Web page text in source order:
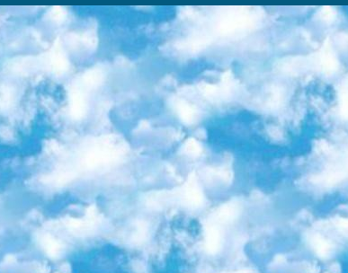
учащихся средних общеобразовательных учреждений. знания в соответствии с квалификационными требованиями, которые необходимо приобрести на основании стандартов итоговый (выпускной) контроль для 9 и 11 классов в целях тестирования Экзамены (далее – экзамены) состоят из предметов, перечисленных в приложении 1. будет сделано. 7. Экзамены пройдут с 26 мая по 15 июня 2024 г. (кроме науки физического воспитания). 8. Физическая для учащихся 9 классов общесредних образовательных учреждений. Экзамены по предмету «Образование, квалификация медицина» 1-6 мая 2024 года. сотрудники перевести под присмотр (с отклонениями в физическом или умственном развитии) специализированная школа для детей, школы-интернаты и со сколиозом школы-интернаты санаторного типа для больных детей исключены). 9. Он был слепым, слабовидящим и имел нарушения опорно-двигательного аппарата. экзамены в специализированных школах и интернатах для детей должны проводиться исходя из требований, предъявляемых к общеобразовательным учреждениям (физкультура кроме науки). 10. Специализированная школа для глухих и слабослышащих детей. и экзамены в интернатах и быть реализован в виде письменного теста по математике. 11. Специальность для умственно отсталых детей. Для 9 класса Родной язык и литературное письмо Государственный язык (язык обучения – узбекский). для неклассов) написано Математическое письмо Письменная/устная история Узбекистана Физическое воспитание практично Итоговый контроль Для 11 класса Написание родного языка и литературы (эссе) Математическое письмо Узбекский язык (обучение на узбекском языке) не посещающее общее среднее образование для учреждений)/Образовательное учреждение выбор письменный и устный Иностранный язык письменный/устный Письменная/устная история Узбекистана *По выбору студента:  Химия  Физика  Основы государственного права  География 10 бесплатных образовательных ресурсов - Мы составили подборку онлайн-проектов с интерактивными упражнениями, видеолекциями и статьями. Они помогут вам обрести новые и освежить старые знания бесплатно. 1. «ИНТУИТ» Старейшая образовательная площадка Рунета. Здесь вы найдёте сотни текстовых и видеокурсов на десятки различных тем — от программирования до психологии. Многие курсы подготовлены российскими университетами и крупными международными компаниями вроде Intel и Microsoft. Самостоятельное обучение бесплатное, но желающие могут оплатить услуги персональных наставников. 2. «Смартия» знакомит с актуальными профессиями и подсказывает, как им обучаться. Выбрав заинтересовавшую вас специальность — SMM-специалист, фотограф, веб-дизайнер или другую, — увидите список необходимых для неё умений. Чтобы вы могли освоить их самостоятельно, для каждого умения площадка отображает подборку ссылок на учебные материалы. Хотя «Смартия» ориентируется на русскоязычную аудиторию, часть контента всё же доступна только на английском. 3. «Лекторий Физтеха» Проект Московского физико-технического института (Физтеха). С его помощью вы можете смотреть онлайн серии лекций, записанные на видео в этом вузе. В числе доступных предметов — физика, биология, химия, информационные технологии и другие. К некоторым лекциям администрация ресурса прилагает готовые конспекты, которые можно скачивать в PDF-формате. 4. ITMOcourses Онлайн-площадка Санкт-Петербургского национального исследовательского университета информационных технологий, механики и оптики (ИТМО). Ресурс предоставляет свободный доступ к курсам, разработанным в этом вузе. Каталог материалов разбит на четыре категории: «Оптические системы и технологии», «Приборостроение и робототехника», «Информационные технологии» и «Биотехнологии». Курсы состоят из видеолекций, интерактивных демонстраций и заданий. 5. «КиберЛенинка» Электронная научная библиотека открытого доступа. Каталог площадки регулярно обрастает текстами статей из различных научных изданий. Сгруппированные по журналам и